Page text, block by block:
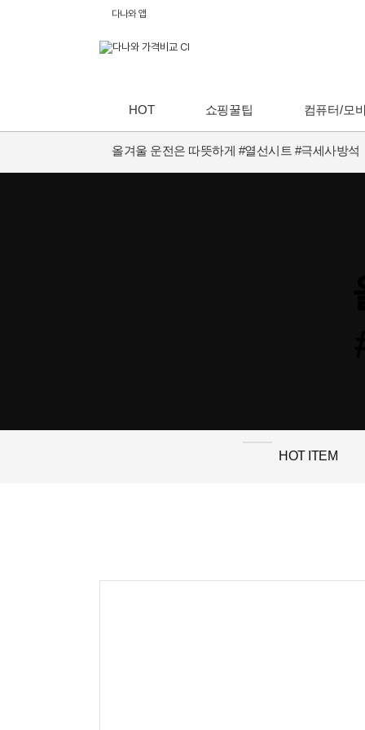
다나와 앱
HOT 쇼핑꿀팁 컴퓨터/모
올겨울 운전은 따뜻하게 #열선시트 #극세사방석
HOT ITEM